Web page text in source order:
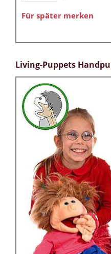
Für später merken
Living-Puppets